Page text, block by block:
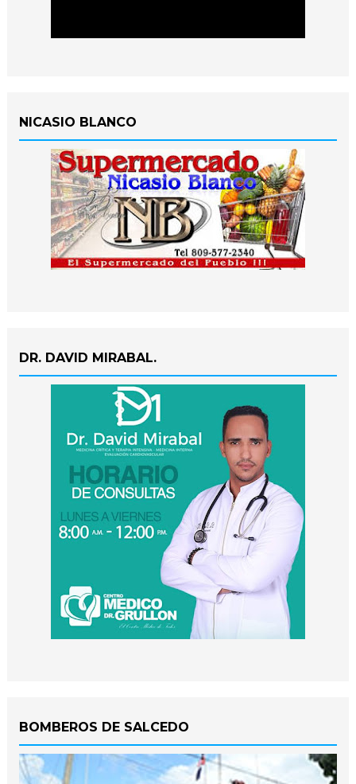
NICASIO BLANCO
DR. DAVID MIRABAL.
BOMBEROS DE SALCEDO